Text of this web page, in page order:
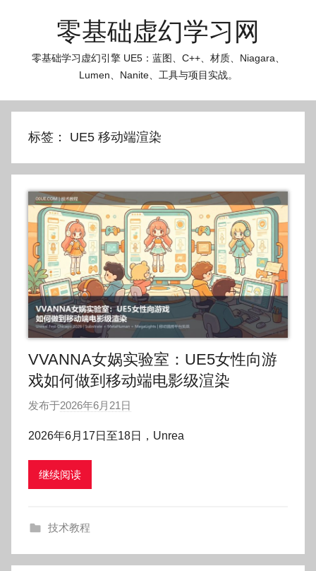
零基础虚幻学习网
零基础学习虚幻引擎 UE5：蓝图、C++、材质、Niagara、
Lumen、Nanite、工具与项目实战。
标签： UE5 移动端渲染
VVANNA女娲实验室：UE5女性向游
戏如何做到移动端电影级渲染
发布于2026年6月21日
:
o
2026年6月17日至18日，Unrea
继续阅读
技术教程